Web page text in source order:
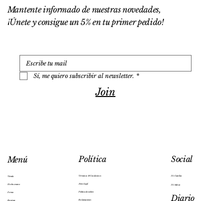
r
1
0
a
m
o
s
Mantente informado de nuestras novedades,
¡Únete y consigue un 5% en tu primer pedido!
Sí, me quiero subscribir al newsletter. *
Join
Menú
Tienda
Hecho a mano
Ferraz
Reservas
Política
Aviso legal
Política de cookies
Reclamaciones
Términos & Condiciones
Social
IG: Cuenllas
IG: Salesas
Diario